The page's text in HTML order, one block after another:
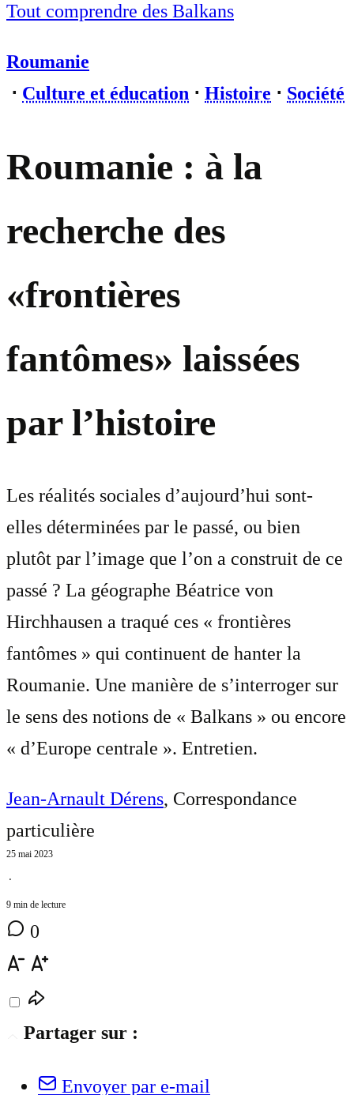
Tout comprendre des Balkans
Roumanie
⋅ Culture et éducation ⋅ Histoire ⋅ Société
Roumanie : à la
recherche des
«frontières
fantômes» laissées
par l’histoire
Les réalités sociales d’aujourd’hui sont-
elles déterminées par le passé, ou bien
plutôt par l’image que l’on a construit de ce
passé ? La géographe Béatrice von
Hirchhausen a traqué ces « frontières
fantômes » qui continuent de hanter la
Roumanie. Une manière de s’interroger sur
le sens des notions de « Balkans » ou encore
« d’Europe centrale ». Entretien.
Jean-Arnault Dérens, Correspondance
particulière
25 mai 2023
⋅
9 min de lecture
0
Partager sur :
Envoyer par e-mail